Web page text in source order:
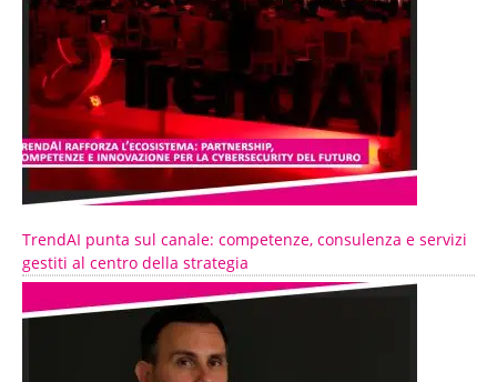
TrendAI punta sul canale: competenze, consulenza e servizi
gestiti al centro della strategia